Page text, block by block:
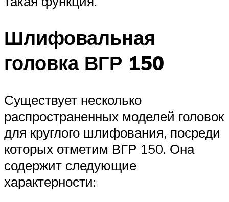
Шлифовальная
головка ВГР 150
Существует несколько
распространенных моделей головок
для круглого шлифования, посреди
которых отметим ВГР 150. Она
содержит следующие
характерности: